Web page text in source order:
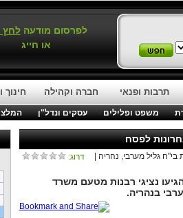
לפרסום מודעהלחץ
או חייג
תרבות ופנאי חברה וקהילה חינוך
משפט ופלילים עסקים ונדל"ן
לפסח
דרוג:
בי"ח גליל מערבי, נהריה |
נציגי רבנות מטעם משרד
בנהריה.